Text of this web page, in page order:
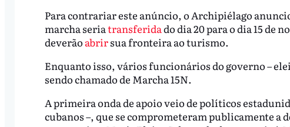
Para contrariar este anúncio, o Archipiélago
marcha seriatransferidado dia 20 para o dia 15 de
deverão abrirsua fronteira ao turismo.
Enquanto isso, vários funcionários do governo –
sendo chamado de Marcha 15N.
A primeira onda de apoio veio de políticos
cubanos –, que se comprometeram publicamente a